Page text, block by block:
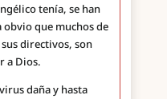
tenía, se han
que muchos de
directivos, son
a Dios.
daña y hasta